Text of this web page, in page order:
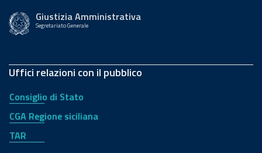
Giustizia Amministrativa
Segretariato Generale
Uffici relazioni con il pubblico
Consiglio di Stato
CGA Regione siciliana
TAR